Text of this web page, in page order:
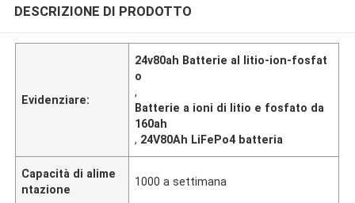
DESCRIZIONE DI PRODOTTO
Evidenziare:
24v80ah Batterie al litio-ion-fosfat
o
,
Batterie a ioni di litio e fosfato da
160ah
, 24V80Ah LiFePo4 batteria
Capacità di alime
ntazione
1000 a settimana